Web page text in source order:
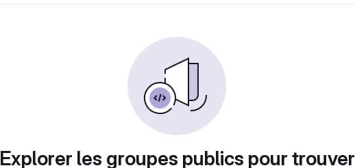
Explorer les groupes publics pour trouver